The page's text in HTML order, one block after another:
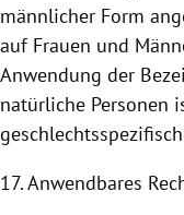
männlicher Form
auf Frauen und
Anwendung der
natürliche Personen
17. Anwendbares